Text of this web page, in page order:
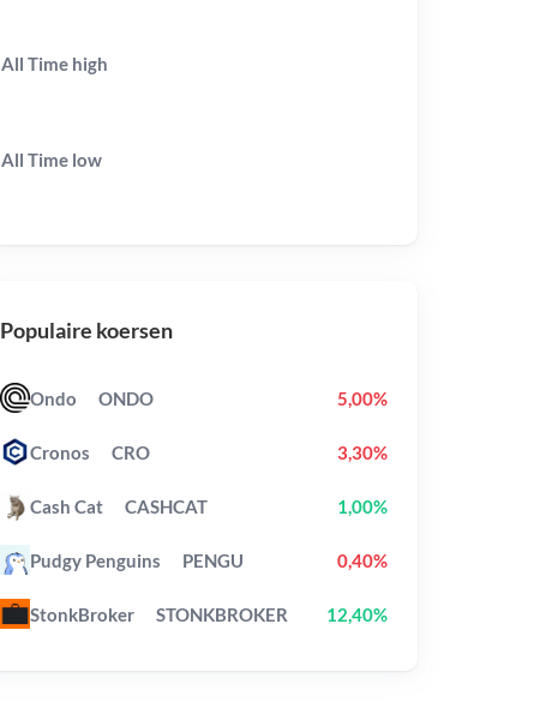
All Time high
All Time low
Populaire koersen
Ondo ONDO 5,00%
Cronos CRO 3,30%
Cash Cat CASHCAT 1,00%
Pudgy Penguins PENGU 0,40%
StonkBroker STONKBROKER 12,40%